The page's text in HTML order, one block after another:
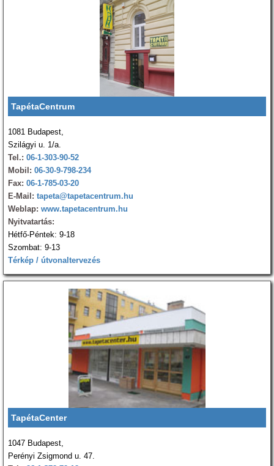
TapétaCentrum
1081 Budapest,
Szilágyi u. 1/a.
Tel.: 06-1-303-90-52
Mobil: 06-30-9-798-234
Fax: 06-1-785-03-20
E-Mail: tapeta@tapetacentrum.hu
Weblap: www.tapetacentrum.hu
Nyitvatartás:
Hétfő-Péntek: 9-18
Szombat: 9-13
Térkép / útvonaltervezés
TapétaCenter
1047 Budapest,
Perényi Zsigmond u. 47.